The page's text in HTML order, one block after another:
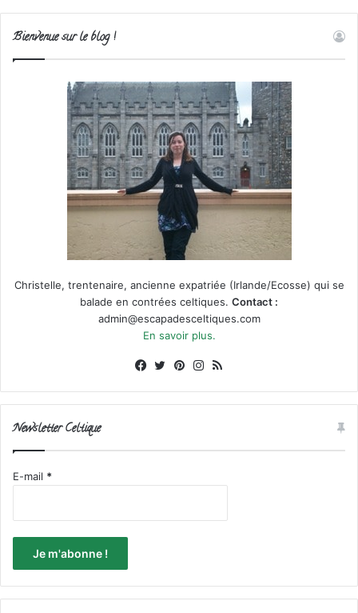
Bienvenue sur le blog !
Christelle, trentenaire, ancienne expatriée (Irlande/Ecosse) qui se
balade en contrées celtiques. Contact :
admin@escapadesceltiques.com
En savoir plus.
Facebook
X PinterestInstagram
Newsletter Celtique
E-mail *